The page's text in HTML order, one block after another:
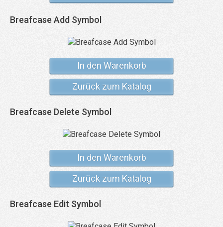
Breafcase Add Symbol
In den Warenkorb
Zurück zum Katalog
Breafcase Delete Symbol
In den Warenkorb
Zurück zum Katalog
Breafcase Edit Symbol